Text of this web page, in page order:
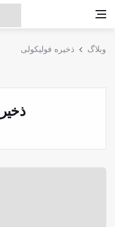
وبلاگ ذخیره فولیکولی